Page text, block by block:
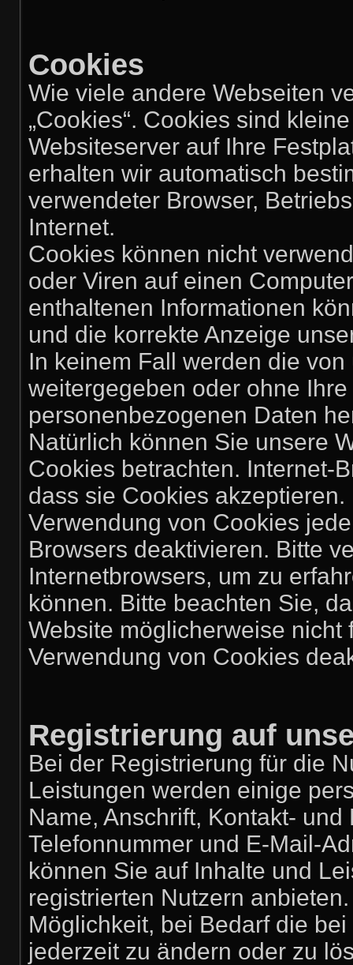
Cookies
Wie viele andere Webseiten
„Cookies“. Cookies sind
Websiteserver auf Ihre
erhalten wir automatisch
verwendeter Browser,
Internet.
Cookies können nicht
oder Viren auf einen
enthaltenen Informationen
und die korrekte Anzeige
In keinem Fall werden die
weitergegeben oder ohne
personenbezogenen Daten
Natürlich können Sie unsere
Cookies betrachten. Internet-
dass sie Cookies
Verwendung von Cookies
Browsers deaktivieren. Bitte
Internetbrowsers, um zu
können. Bitte beachten Sie,
Website möglicherweise
Verwendung von Cookies
Registrierung auf
Bei der Registrierung für die
Leistungen werden einige
Name, Anschrift, Kontakt-
Telefonnummer und E-Mail-
können Sie auf Inhalte und
registrierten Nutzern
Möglichkeit, bei Bedarf die
jederzeit zu ändern oder zu